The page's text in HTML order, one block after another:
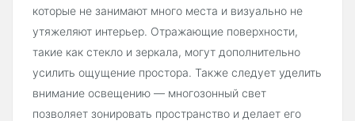
которые не занимают много места и визуально не
утяжеляют интерьер. Отражающие поверхности,
такие как стекло и зеркала, могут дополнительно
усилить ощущение простора. Также следует уделить
внимание освещению — многозонный свет
позволяет зонировать пространство и делает его